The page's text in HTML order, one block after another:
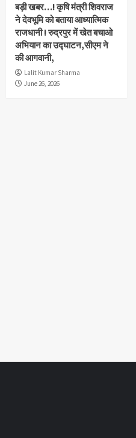
बड़ी खबर…! कृषि मंत्री शिवराज
ने देवभूमि को बताया आध्यात्मिक
राजधानी ! रुद्रपुर में खेत बचाओ
अभियान का उद्घाटन,सीएम ने
की आगवानी,
Lalit Kumar Sharma
June 26, 2026